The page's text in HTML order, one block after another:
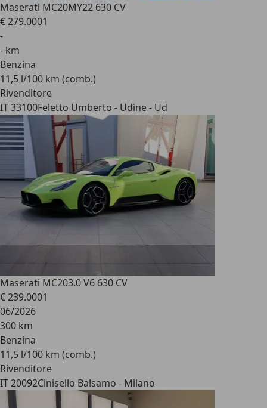
Maserati MC20MY22 630 CV
€ 279.0001
-
- km
Benzina
11,5 l/100 km (comb.)
Rivenditore
IT 33100Feletto Umberto - Udine - Ud
Maserati MC203.0 V6 630 CV
€ 239.0001
06/2026
300 km
Benzina
11,5 l/100 km (comb.)
Rivenditore
IT 20092Cinisello Balsamo - Milano